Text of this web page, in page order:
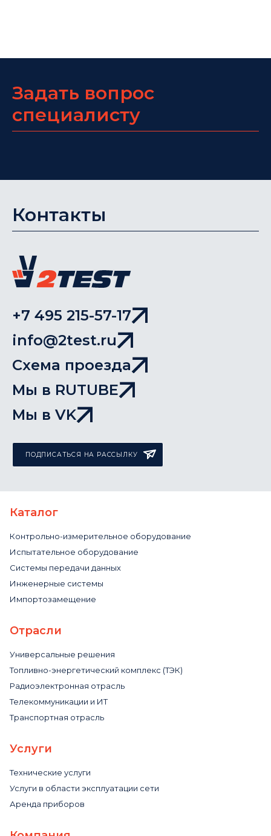
Задать вопрос
специалисту
Контакты
+7 495 215-57-17
info@2test.ru
Схема проезда
Мы в RUTUBE
Мы в VK
ПОДПИСАТЬСЯ НА РАССЫЛКУ
Каталог
Контрольно-измерительное оборудование
Испытательное оборудование
Системы передачи данных
Инженерные системы
Импортозамещение
Отрасли
Универсальные решения
Топливно-энергетический комплекс (ТЭК)
Радиоэлектронная отрасль
Телекоммуникации и ИТ
Транспортная отрасль
Услуги
Технические услуги
Услуги в области эксплуатации сети
Аренда приборов